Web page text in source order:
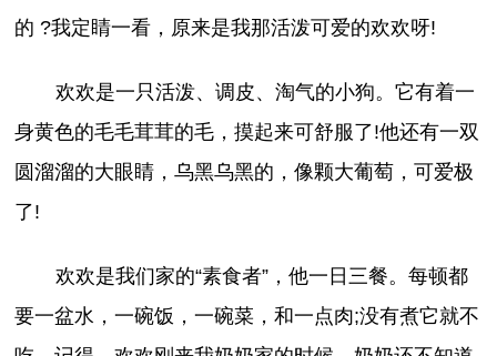
的 ?我定睛一看，原来是我那活泼可爱的欢欢呀!
欢欢是一只活泼、调皮、淘气的小狗。它有着一
身黄色的毛毛茸茸的毛，摸起来可舒服了!他还有一双
圆溜溜的大眼睛，乌黑乌黑的，像颗大葡萄，可爱极
了!
欢欢是我们家的“素食者”，他一日三餐。每顿都
要一盆水，一碗饭，一碗菜，和一点肉;没有煮它就不